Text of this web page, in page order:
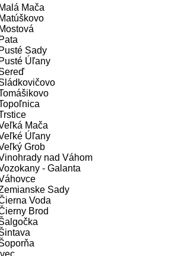
Malá Mača
Matúškovo
Mostová
Pata
Pusté Sady
Pusté Úľany
Mača
Úľany
Grob
nad Váhom
- Galanta
Sady
Voda
Brod